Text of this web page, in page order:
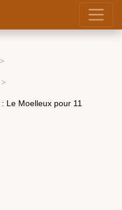
Le Moelleux pour 11